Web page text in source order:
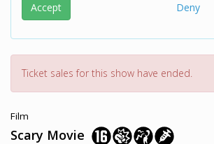
Accept Deny
Ticket sales for this show have ended.
Film
Scary Movie